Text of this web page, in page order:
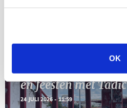
OK
en feesten met Tadic
24 JULI 2026 - 11:59